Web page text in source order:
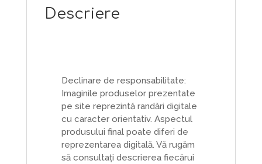
Descriere
Declinare de responsabilitate:
Imaginile produselor prezentate
pe site reprezintă randări digitale
cu caracter orientativ. Aspectul
produsului final poate diferi de
reprezentarea digitală. Vă rugăm
să consultați descrierea fiecărui